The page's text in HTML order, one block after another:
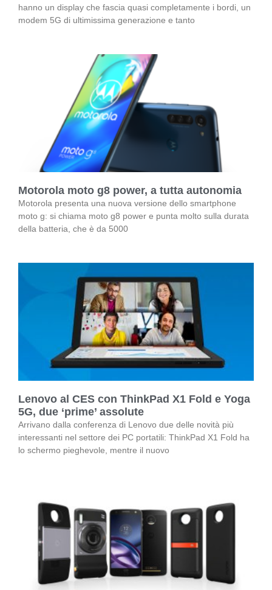
hanno un display che fascia quasi completamente i bordi, un
modem 5G di ultimissima generazione e tanto
Motorola moto g8 power, a tutta autonomia
Motorola presenta una nuova versione dello smartphone
moto g: si chiama moto g8 power e punta molto sulla durata
della batteria, che è da 5000
Lenovo al CES con ThinkPad X1 Fold e Yoga
5G, due ‘prime’ assolute
Arrivano dalla conferenza di Lenovo due delle novità più
interessanti nel settore dei PC portatili: ThinkPad X1 Fold ha
lo schermo pieghevole, mentre il nuovo